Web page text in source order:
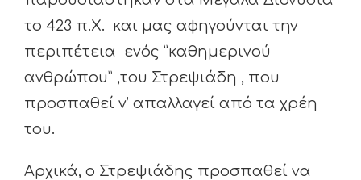
το 423 π.Χ. και μας αφηγούνται την
περιπέτεια ενός ”καθημερινού
ανθρώπου” ,του Στρεψιάδη , που
προσπαθεί ν’ απαλλαγεί από τα χρέη
του.
Αρχικά, ο Στρεψιάδης προσπαθεί να